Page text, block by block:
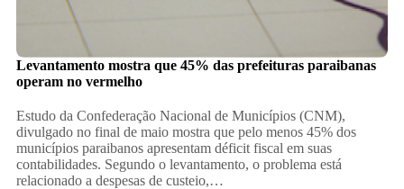
Levantamento mostra que 45% das prefeituras paraibanas
operam no vermelho
Estudo da Confederação Nacional de Municípios (CNM),
divulgado no final de maio mostra que pelo menos 45% dos
municípios paraibanos apresentam déficit fiscal em suas
contabilidades. Segundo o levantamento, o problema está
relacionado a despesas de custeio,…